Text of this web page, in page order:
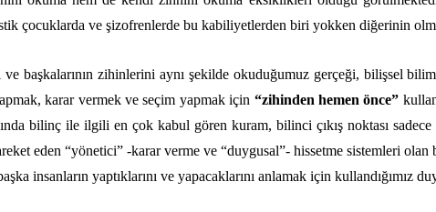
çocuklarda ve şizofrenlerde bu kabiliyetlerden biri yokken diğerinin
başkalarının zihinlerini aynı şekilde okuduğumuz gerçeği, bilişsel
karar vermek ve seçim yapmak için “zihinden hemen önce”
bilinç ile ilgili en çok kabul gören kuram, bilinci çıkış noktası
eden “yönetici” -karar verme ve “duygusal”- hissetme sistemleri olan
insanların yaptıklarını ve yapacaklarını anlamak için kullandığımız